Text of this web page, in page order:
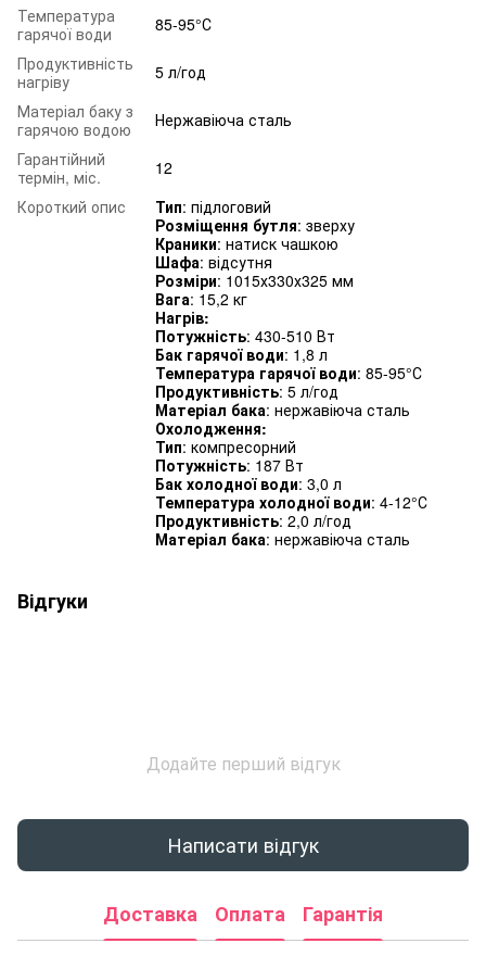
Температура
гарячої води
85-95°С
Продуктивність
нагріву
5 л/год
Матеріал баку з
гарячою водою
Нержавіюча сталь
Гарантійний
термін, міс.
12
Короткий опис
Тип: підлоговий
Розміщення бутля: зверху
Краники: натиск чашкою
Шафа: відсутня
Розміри: 1015х330х325 мм
Вага: 15,2 кг
Нагрів:
Потужність: 430-510 Вт
Бак гарячої води: 1,8 л
Температура гарячої води: 85-95°С
Продуктивність: 5 л/год
Матеріал бака: нержавіюча сталь
Охолодження:
Тип: компресорний
Потужність: 187 Вт
Бак холодної води: 3,0 л
Температура холодної води: 4-12°С
Продуктивність: 2,0 л/год
Матеріал бака: нержавіюча сталь
Відгуки
Додайте перший відгук
Написати відгук
Доставка Оплата Гарантія